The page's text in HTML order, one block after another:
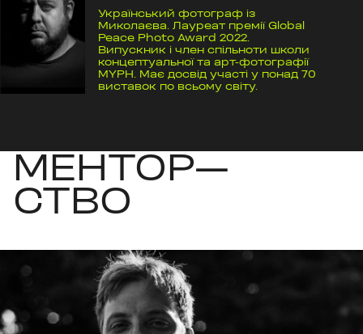
Український фотограф із
Миколаєва. Лауреат премії Global
Peace Photo Award 2022.
Випускник і член спільноти школи
концептуальної та арт-фотографії
MYPH. Має досвід участі у понад 70
виставок по всьому світу.
МЕНТОР—
СТВО